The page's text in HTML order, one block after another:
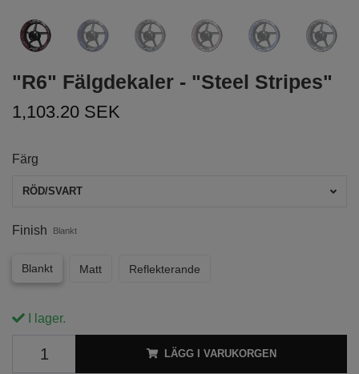
"R6" Fälgdekaler - "Steel Stripes"
1,103.20 SEK
Färg
RÖD/SVART
Finish Blankt
Blankt Matt Reflekterande
I lager.
LÄGG I VARUKORGEN